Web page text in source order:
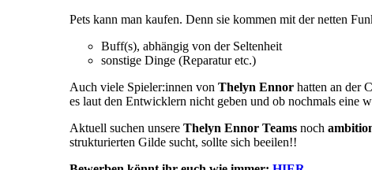
Pets kann man kaufen. Denn sie kommen mit der netten
Buff(s), abhängig von der Seltenheit
sonstige Dinge (Reparatur etc.)
Auch viele Spieler:innen von Thelyn Ennor hatten an der
es laut den Entwicklern nicht geben und ob nochmals eine
Aktuell suchen unsere Thelyn Ennor Teams noch
strukturierten Gilde sucht, sollte sich beeilen!!